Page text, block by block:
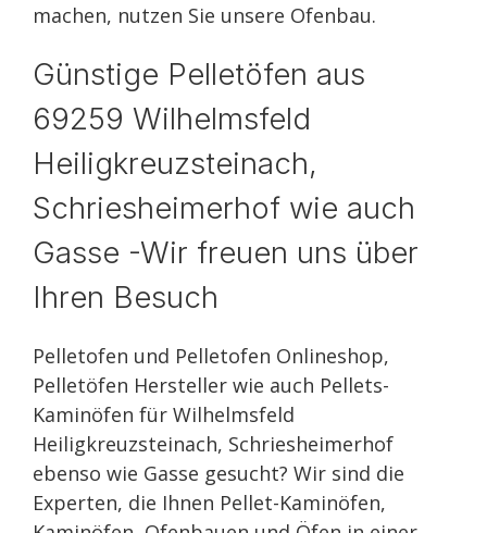
machen, nutzen Sie unsere Ofenbau.
Günstige Pelletöfen aus
69259 Wilhelmsfeld
Heiligkreuzsteinach,
Schriesheimerhof wie auch
Gasse -Wir freuen uns über
Ihren Besuch
Pelletofen und Pelletofen Onlineshop,
Pelletöfen Hersteller wie auch Pellets-
Kaminöfen für Wilhelmsfeld
Heiligkreuzsteinach, Schriesheimerhof
ebenso wie Gasse gesucht? Wir sind die
Experten, die Ihnen Pellet-Kaminöfen,